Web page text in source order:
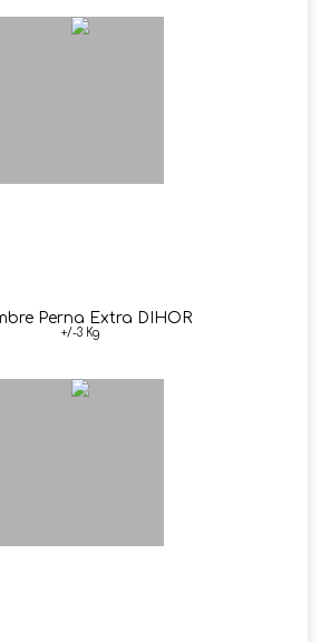
Perna Extra DIHOR
+/-3 Kg